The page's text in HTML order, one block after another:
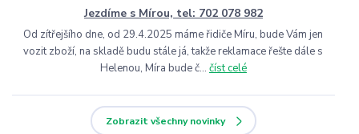
Jezdíme s Mírou, tel: 702 078 982
Od zítřejšího dne, od 29.4.2025 máme řidiče Míru, bude Vám jen
vozit zboží, na skladě budu stále já, takže reklamace řešte dále s
Helenou, Míra bude č... číst celé
Zobrazit všechny novinky